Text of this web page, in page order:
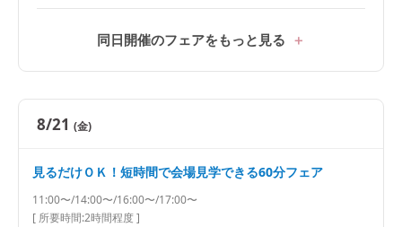
同日開催のフェアをもっと見る
8/21 (金)
見るだけＯＫ！短時間で会場見学できる60分フェア
11:00〜/14:00〜/16:00〜/17:00〜
[ 所要時間:2時間程度]